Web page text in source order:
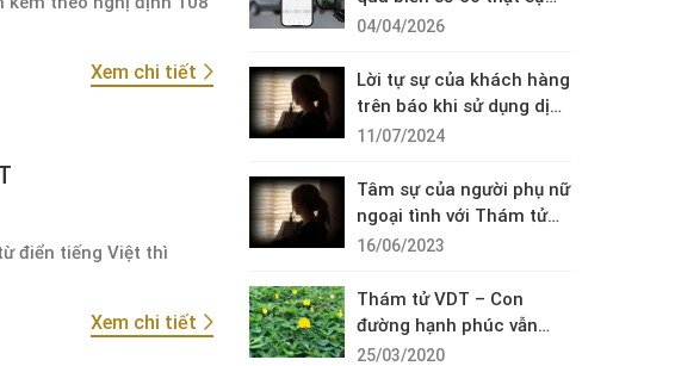
Xem chi tiết
điển tiếng Việt thì
Xem chi tiết
cần thiết?
04/04/2026
Lời tự sự của khách hàng
trên báo khi sử dụng dịch
vụ thám tử sài gòn VDT
11/07/2024
Tâm sự của người phụ nữ
ngoại tình với Thám tử
VDT
16/06/2023
Thám tử VDT – Con
đường hạnh phúc vẫn
còn đó !
25/03/2020